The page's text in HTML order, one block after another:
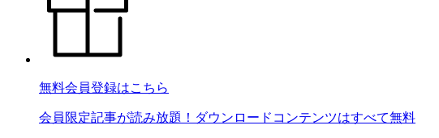
無料会員登録はこちら
会員限定記事が読み放題！ダウンロードコンテンツはすべて無料